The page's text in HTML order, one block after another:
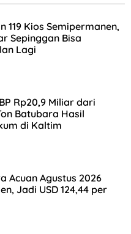
119 Kios Semipermanen,
Sepinggan Bisa
Lagi
Rp20,9 Miliar dari
Batubara Hasil
di Kaltim
Acuan Agustus 2026
Jadi USD 124,44 per